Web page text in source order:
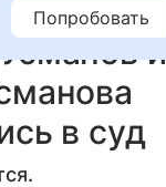
Светская
в суд
Попробовать